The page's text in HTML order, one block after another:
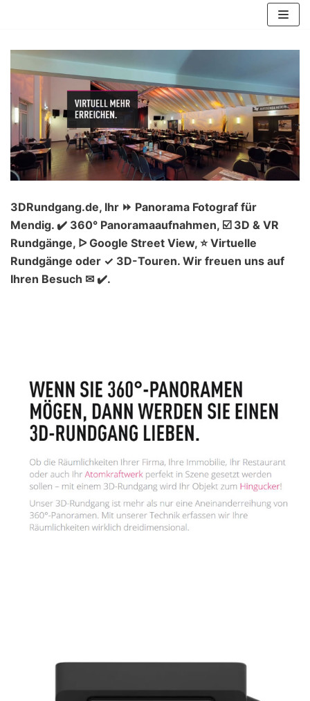
Inhalt
springen
3DRundgang.de, Ihr ⏩ Panorama Fotograf für
Mendig. ✔️ 360° Panoramaaufnahmen, ☑️ 3D & VR
Rundgänge, ᐅ Google Street View, ⭐ Virtuelle
Rundgänge oder ✓ 3D-Touren. Wir freuen uns auf
Ihren Besuch ✉ ✔️.